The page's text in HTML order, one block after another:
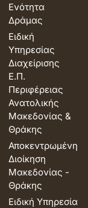
Ενότητα
Δράμας
Ειδική
Υπηρεσίας
Διαχείρισης
Ε.Π.
Περιφέρειας
Ανατολικής
Μακεδονίας &
Θράκης
Αποκεντρωμένη
Διοίκηση
Μακεδονίας -
Θράκης
Ειδική Υπηρεσία